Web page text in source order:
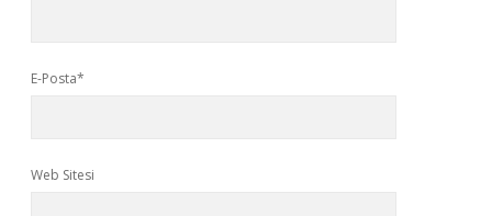
E-Posta*
Web Sitesi